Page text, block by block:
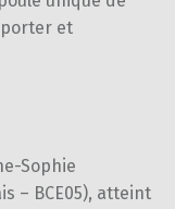
et
Sophie
– BCE05), atteint